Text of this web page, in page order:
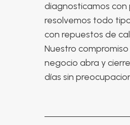
diagnosticamos con
resolvemos todo
con repuestos de
Nuestro
negocio abra y
días sin